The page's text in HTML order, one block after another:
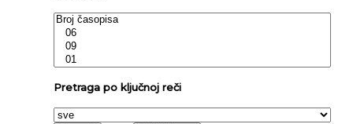
Pretraga po ključnoj reči